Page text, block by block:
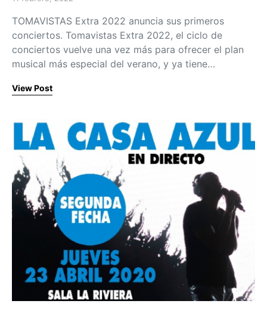
Posted on
TOMAVISTAS Extra 2022 anuncia sus primeros
conciertos. Tomavistas Extra 2022, el ciclo de
conciertos vuelve una vez más para ofrecer el plan
musical más especial del verano, y ya tiene…
View Post